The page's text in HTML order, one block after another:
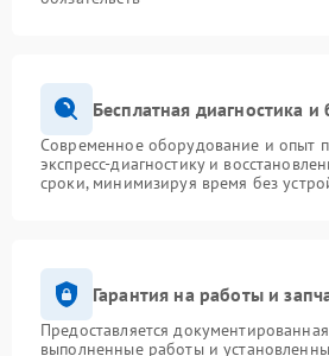
Бесплатная диагностика
Современное оборудование и опыт
экспресс-диагностику и
сроки, минимизируя время без
Гарантия на работы и
Предоставляется
выполненные работы и